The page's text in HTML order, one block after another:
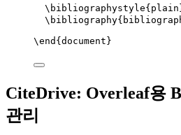
\bibliographystyle
\bibliography
\end { document }
CiteDrive: Overleaf용
관리